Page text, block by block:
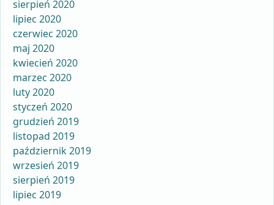
sierpień 2020
lipiec 2020
czerwiec 2020
maj 2020
kwiecień 2020
marzec 2020
luty 2020
styczeń 2020
grudzień 2019
listopad 2019
październik 2019
wrzesień 2019
sierpień 2019
lipiec 2019